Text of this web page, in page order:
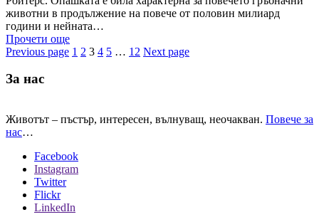
животни в продължение на повече от половин милиард
години и нейната…
Прочети още
Previous page 1 2 3 4 5 … 12 Next page
За нас
Животът – пъстър, интересен, вълнуващ, неочакван. Повече за
нас…
Facebook
Instagram
Twitter
Flickr
LinkedIn